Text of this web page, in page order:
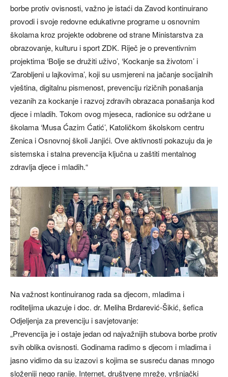
borbe protiv ovisnosti, važno je istaći da Zavod kontinuirano
provodi i svoje redovne edukativne programe u osnovnim
školama kroz projekte odobrene od strane Ministarstva za
obrazovanje, kulturu i sport ZDK. Riječ je o preventivnim
projektima ‘Bolje se družiti uživo’, ‘Kockanje sa životom’ i
‘Zarobljeni u lajkovima’, koji su usmjereni na jačanje socijalnih
vještina, digitalnu pismenost, prevenciju rizičnih ponašanja
vezanih za kockanje i razvoj zdravih obrazaca ponašanja kod
djece i mladih. Tokom ovog mjeseca, radionice su održane u
školama ‘Musa Ćazim Ćatić’, Katoličkom školskom centru
Zenica i Osnovnoj školi Janjići. Ove aktivnosti pokazuju da je
sistemska i stalna prevencija ključna u zaštiti mentalnog
zdravlja djece i mladih.“
Na važnost kontinuiranog rada sa djecom, mladima i
roditeljima ukazuje i doc. dr. Meliha Brdarević-Šikić, šefica
Odjeljenja za prevenciju i savjetovanje:
„Prevencija je i ostaje jedan od najvažnijih stubova borbe protiv
svih oblika ovisnosti. Godinama radimo s djecom i mladima i
jasno vidimo da su izazovi s kojima se susreću danas mnogo
složeniji nego ranije. Internet, društvene mreže, vršnjački